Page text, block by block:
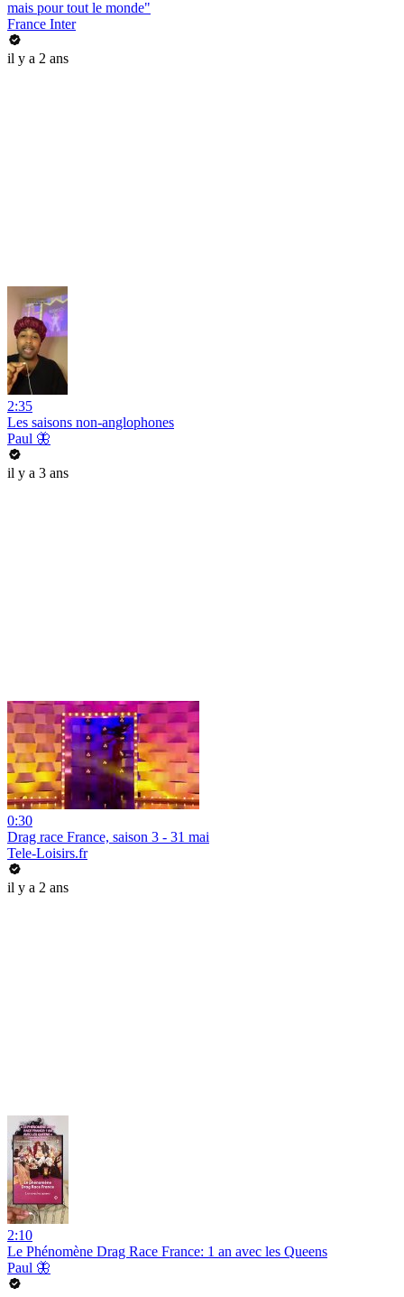
mais pour tout le monde"
France Inter
il y a 2 ans
2:35
Les saisons non-anglophones
Paul 🦋
il y a 3 ans
0:30
Drag race France, saison 3 - 31 mai
Tele-Loisirs.fr
il y a 2 ans
2:10
Le Phénomène Drag Race France: 1 an avec les Queens
Paul 🦋